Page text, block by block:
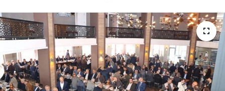
Özel Haber
Kültür Sanat
Eğitim